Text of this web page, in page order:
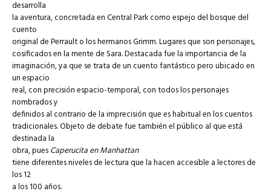
desarrolla
la aventura, concretada en Central Park como espejo del bosque del
cuento
original de Perrault o los hermanos Grimm. Lugares que son personajes,
cosificados en la mente de Sara. Destacada fue la importancia de la
imaginación, ya que se trata de un cuento fantástico pero ubicado en
un espacio
real, con precisión espacio-temporal, con todos los personajes
nombrados y
definidos al contrario de la imprecisión que es habitual en los cuentos
tradicionales. Objeto de debate fue también el público al que está
destinada la
obra, puesCaperucita en Manhattan
tiene diferentes niveles de lectura que la hacen accesible a lectores de
los 12
a los 100 años.